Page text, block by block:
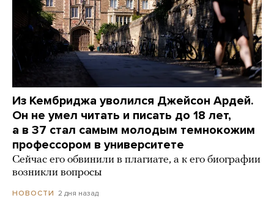
Из Кембриджа уволился Джейсон Ардей.
Он не умел читать и писать до 18 лет,
а в 37 стал самым молодым темнокожим
профессором в университете
Сейчас его обвинили в плагиате, а к его биографии
возникли вопросы
НОВОСТИ 2 дня назад